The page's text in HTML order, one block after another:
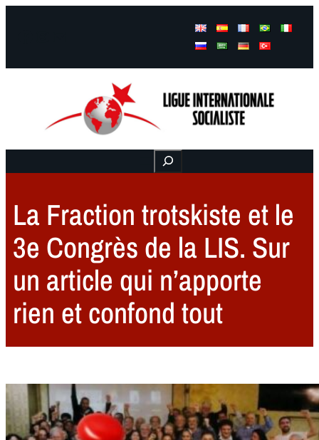
Buscar
La Fraction trotskiste et le
3e Congrès de la LIS. Sur
un article qui n’apporte
rien et confond tout